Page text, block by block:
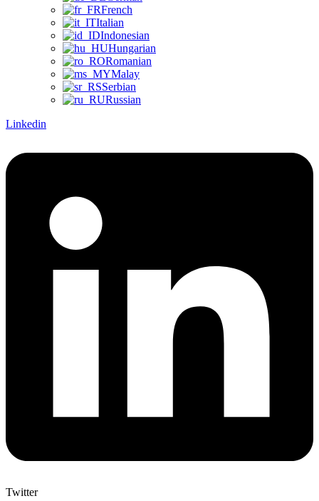
French
Italian
Indonesian
Hungarian
Romanian
Malay
Serbian
Russian
Linkedin
Twitter